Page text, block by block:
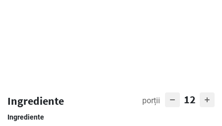
Ingrediente porții 12
Ingrediente